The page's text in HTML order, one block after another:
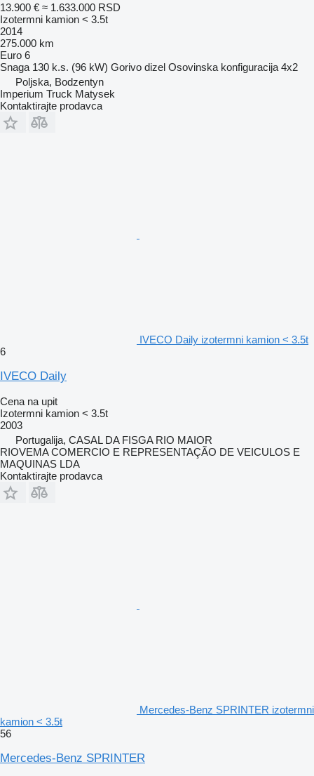
13.900 € ≈ 1.633.000 RSD
Izotermni kamion < 3.5t
2014
275.000 km
Euro 6
Snaga 130 k.s. (96 kW) Gorivo dizel Osovinska konfiguracija 4x2
Poljska, Bodzentyn
Imperium Truck Matysek
Kontaktirajte prodavca
IVECO Daily izotermni kamion < 3.5t
6
IVECO Daily
Cena na upit
Izotermni kamion < 3.5t
2003
Portugalija, CASAL DA FISGA RIO MAIOR
RIOVEMA COMERCIO E REPRESENTAÇÃO DE VEICULOS E
MAQUINAS LDA
Kontaktirajte prodavca
Mercedes-Benz SPRINTER izotermni
kamion < 3.5t
56
Mercedes-Benz SPRINTER